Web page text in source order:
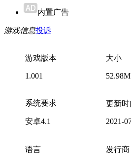
内置广告
游戏信息投诉
游戏版本
1.001
大小
52.98M
系统要求
安卓4.1
更新时
2021-
语言 发行商